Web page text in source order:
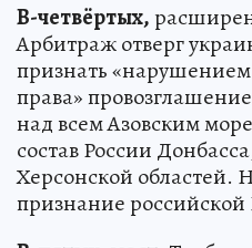
В-четвёртых,
Арбитраж отверг
признать
права»
над всем Азовским
состав России
Херсонской областей.
признание российской